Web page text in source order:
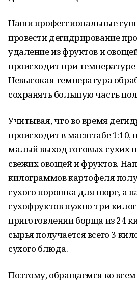
Наши профессиональные
провести дегидрирование
удаление из фруктов и
происходит при температуре
Невысокая температура
сохранять большую часть
Учитывая, что во время
происходит в масштабе 1:10,
малый выход готовых сухих
свежих овощей и фруктов.
килограммов картофеля
сухого порошка для пюре, а
сухофруктов нужно три
приготовлении борща из 24
сырья получается всего 3
сухого блюда.
Поэтому, обращаемся ко